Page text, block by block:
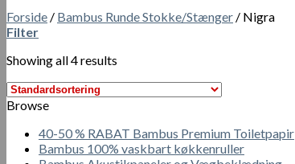
Forside / Bambus Runde Stokke/Stænger / Nigra
Filter
Showing all 4 results
Browse
40-50 % RABAT Bambus Premium Toiletpapir
Bambus 100% vaskbart køkkenruller